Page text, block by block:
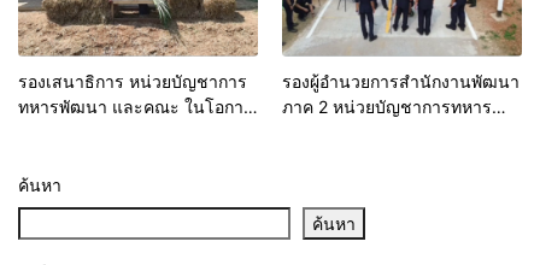
รองเสนาธิการ หน่วยบัญชาการ
ทหารพัฒนา และคณะ ในโอกาส
พุทธศักราช 2569
รองผู้อำนวยการสำนักงานพัฒนา
ภาค 2 หน่วยบัญชาการทหาร
พ.ศ. 2569 ในพื้นที่อำเภอ
เชียงคาน จังหวัดเลย
ค้นหา
ค้นหา